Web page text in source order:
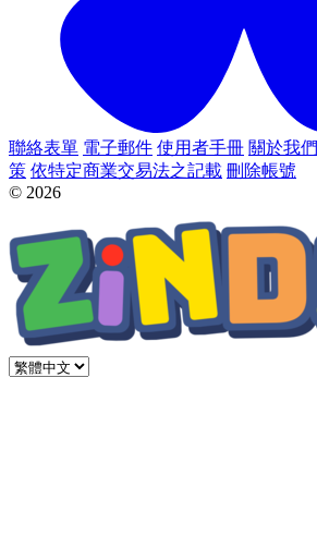
聯絡表單 電子郵件 使用者手冊 關於我們
策 依特定商業交易法之記載 刪除帳號
© 2026